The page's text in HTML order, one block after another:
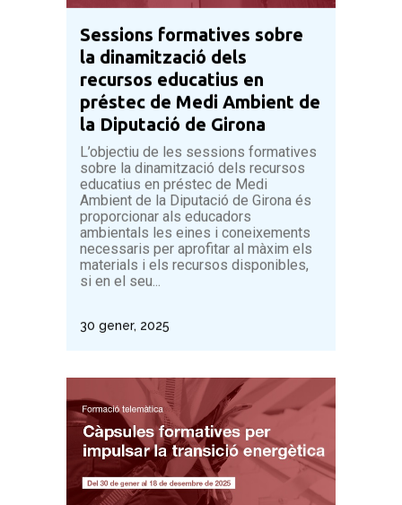
Sessions formatives sobre
la dinamització dels
recursos educatius en
préstec de Medi Ambient de
la Diputació de Girona
L’objectiu de les sessions formatives
sobre la dinamització dels recursos
educatius en préstec de Medi
Ambient de la Diputació de Girona és
proporcionar als educadors
ambientals les eines i coneixements
necessaris per aprofitar al màxim els
materials i els recursos disponibles,
si en el seu...
30 gener, 2025